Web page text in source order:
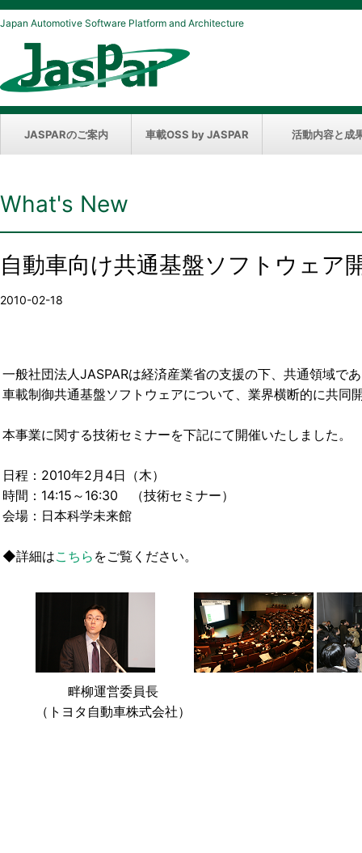
Japan Automotive Software Platform and Architecture
JASPARのご案内 車載OSS by JASPAR 活動内容と成
What's New
自動車向け共通基盤ソフトウェ
2010-02-18
一般社団法人JASPARは経済産業省の支援の下、共通領域で
車載制御共通基盤ソフトウェアについて、業界横断的に共同
本事業に関する技術セミナーを下記にて開催いたしました。
日程：2010年2月4日（木）
時間：14:15～16:30 （技術セミナー）
会場：日本科学未来館
◆詳細はこちら をご覧ください。
畔柳運営委員長
（トヨタ自動車株式会社）